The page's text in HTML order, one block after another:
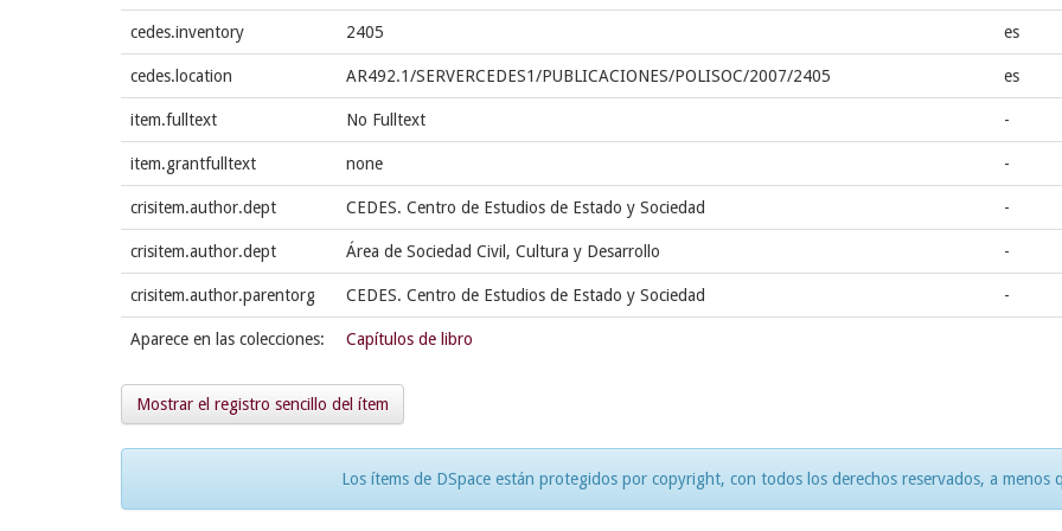
cedes.inventory 2405 es
cedes.location AR492.1/SERVERCEDES1/PUBLICACIONES/POLISOC/2007/2405 es
item.fulltext No Fulltext -
item.grantfulltext none -
crisitem.author.dept CEDES. Centro de Estudios de Estado y Sociedad -
crisitem.author.dept Área de Sociedad Civil, Cultura y Desarrollo -
crisitem.author.parentorg CEDES. Centro de Estudios de Estado y Sociedad -
Aparece en las colecciones: Capítulos de libro
Mostrar el registro sencillo del ítem
Los ítems de DSpace están protegidos por copyright, con todos los derechos reservados, a menos